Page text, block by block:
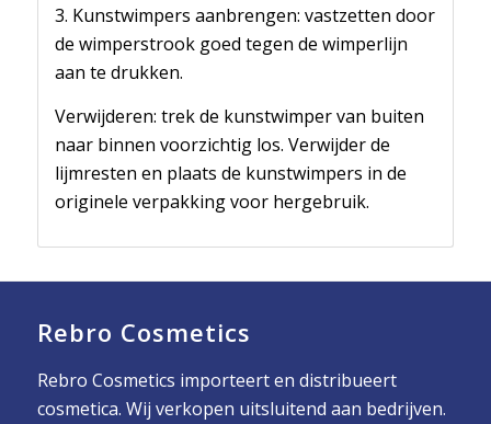
3. Kunstwimpers aanbrengen: vastzetten door
de wimperstrook goed tegen de wimperlijn
aan te drukken.
Verwijderen: trek de kunstwimper van buiten
naar binnen voorzichtig los. Verwijder de
lijmresten en plaats de kunstwimpers in de
originele verpakking voor hergebruik.
Rebro Cosmetics
Rebro Cosmetics importeert en distribueert
cosmetica. Wij verkopen uitsluitend aan bedrijven.